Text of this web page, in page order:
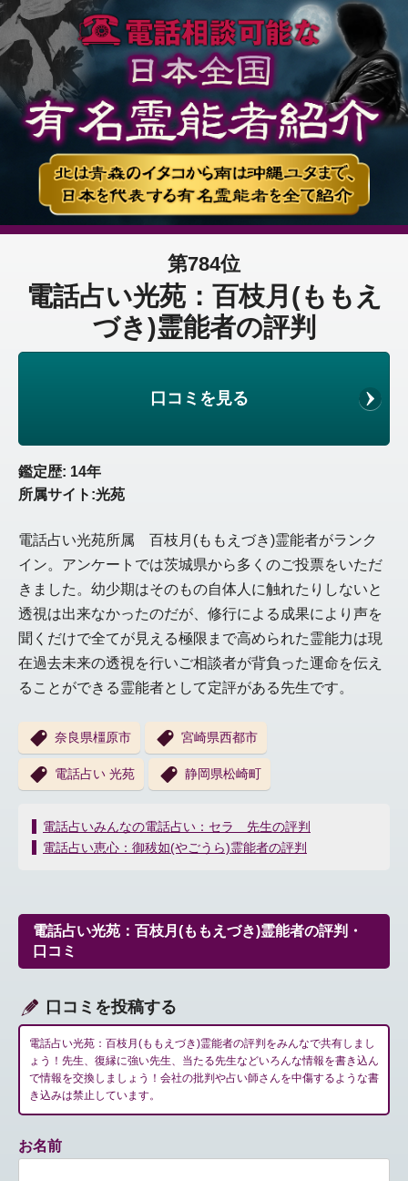
第784位
電話占い光苑：百枝月(ももえ
づき)霊能者の評判
口コミを見る
鑑定歴: 14年
所属サイト:光苑
電話占い光苑所属 百枝月(ももえづき)霊能者がランク
イン。アンケートでは茨城県から多くのご投票をいただ
きました。幼少期はそのもの自体人に触れたりしないと
透視は出来なかったのだが、修行による成果により声を
聞くだけで全てが見える極限まで高められた霊能力は現
在過去未来の透視を行いご相談者が背負った運命を伝え
ることができる霊能者として定評がある先生です。
奈良県橿原市 宮崎県西都市
電話占い 光苑 静岡県松崎町
投
稿
ー
シ
ョ
電話占いみんなの電話占い：セラ 先生の評判
電話占い恵心：御秡如(やごうら)霊能者の評判
電話占い光苑：百枝月(ももえづき)霊能者の評判・
口コミ
口コミを投稿する
電話占い光苑：百枝月(ももえづき)霊能者の評判をみんなで共有しまし
ょう！先生、復縁に強い先生、当たる先生などいろんな情報を書き込ん
で情報を交換しましょう！会社の批判や占い師さんを中傷するような書
き込みは禁止しています。
お名前